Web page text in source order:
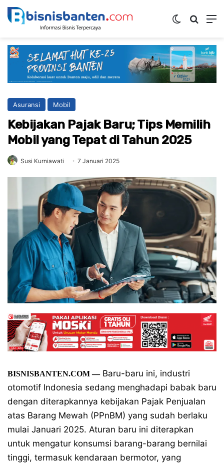
Switch skin
Asuransi Mobil
Kebijakan Pajak Baru; Tips Memilih
Mobil yang Tepat di Tahun 2025
Susi Kurniawati 7 Januari 2025
BISNISBANTEN.COM —Baru-baru ini, industri
otomotif Indonesia sedang menghadapi babak baru
dengan diterapkannya kebijakan Pajak Penjualan
atas Barang Mewah (PPnBM) yang sudah berlaku
mulai Januari 2025. Aturan baru ini diterapkan
untuk mengatur konsumsi barang-barang bernilai
tinggi, termasuk kendaraan bermotor, yang